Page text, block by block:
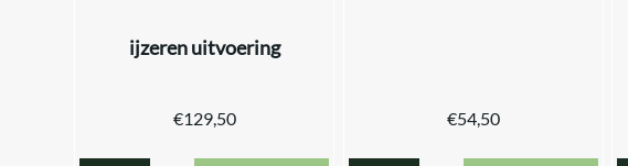
ijzeren uitvoering
€129,50 €54,50